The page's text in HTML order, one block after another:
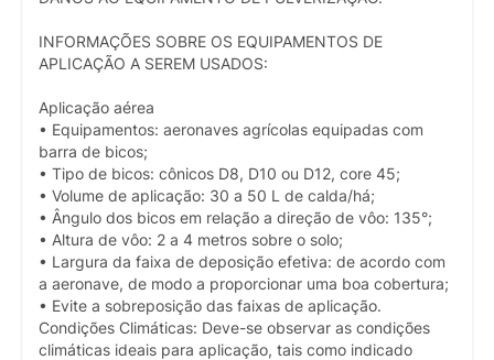
INFORMAÇÕES SOBRE OS EQUIPAMENTOS DE
APLICAÇÃO A SEREM USADOS:
Aplicação aérea
• Equipamentos: aeronaves agrícolas equipadas com
barra de bicos;
• Tipo de bicos: cônicos D8, D10 ou D12, core 45;
• Volume de aplicação: 30 a 50 L de calda/há;
• Ângulo dos bicos em relação a direção de vôo: 135°;
• Altura de vôo: 2 a 4 metros sobre o solo;
• Largura da faixa de deposição efetiva: de acordo com
a aeronave, de modo a proporcionar uma boa cobertura;
• Evite a sobreposição das faixas de aplicação.
Condições Climáticas: Deve-se observar as condições
climáticas ideais para aplicação, tais como indicado